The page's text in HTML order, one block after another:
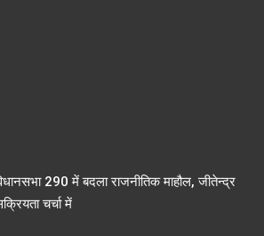
290 में बदला राजनीतिक माहौल, जीतेन्द्र
चर्चा में